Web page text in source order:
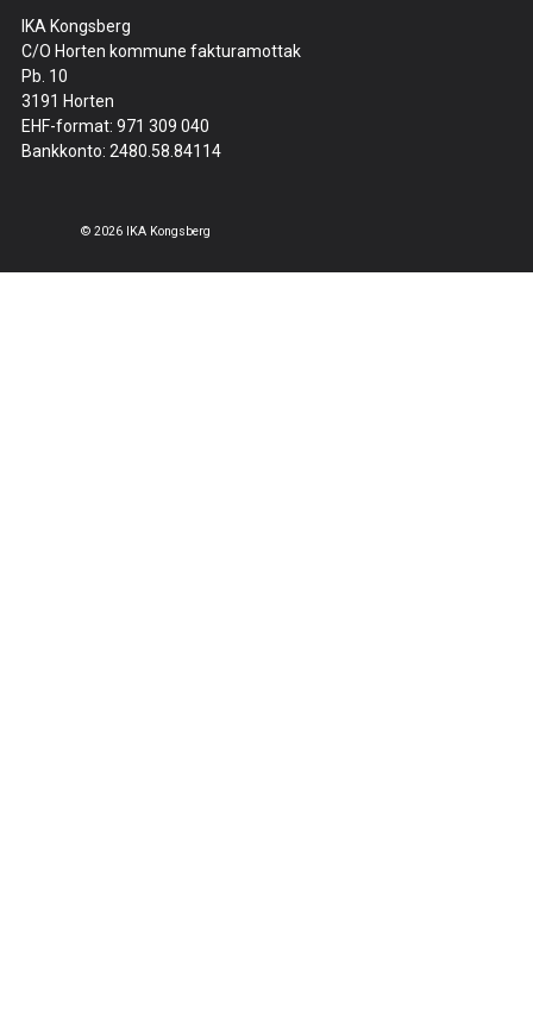
IKA Kongsberg
C/O Horten kommune fakturamottak
Pb. 10
3191 Horten
EHF-format: 971 309 040
Bankkonto: 2480.58.84114
© 2026 IKA Kongsberg